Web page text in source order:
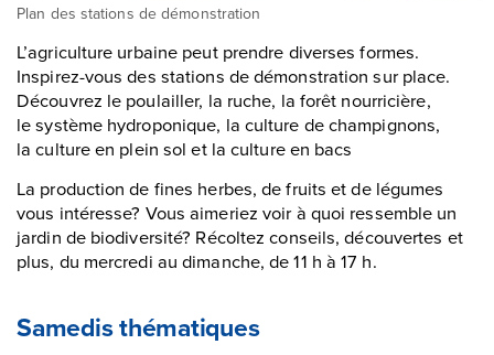
Plan des stations de démonstration
L’agriculture urbaine peut prendre diverses formes.
Inspirez-vous des stations de démonstration sur place.
Découvrez le poulailler, la ruche, la forêt nourricière,
le système hydroponique, la culture de champignons,
la culture en plein sol et la culture en bacs
La production de fines herbes, de fruits et de légumes
vous intéresse? Vous aimeriez voir à quoi ressemble un
jardin de biodiversité? Récoltez conseils, découvertes et
plus, du mercredi au dimanche, de 11 h à 17 h.
Samedis thématiques